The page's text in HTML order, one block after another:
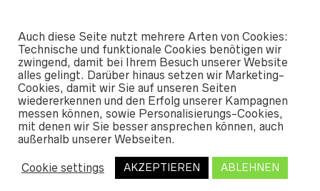
TAG ARCHIVES:UNION MILAN
Union Bindungen 2016 jetzt
erhältlich
Auch diese Seite nutzt mehrere Arten von Cookies:
Technische und funktionale Cookies benötigen wir
zwingend, damit bei Ihrem Besuch unserer Website
alles gelingt. Darüber hinaus setzen wir Marketing-
Cookies, damit wir Sie auf unseren Seiten
wiedererkennen und den Erfolg unserer Kampagnen
messen können, sowie Personalisierungs-Cookies,
mit denen wir Sie besser ansprechen können, auch
außerhalb unserer Webseiten.
Cookie settings AKZEPTIEREN ABLEHNEN